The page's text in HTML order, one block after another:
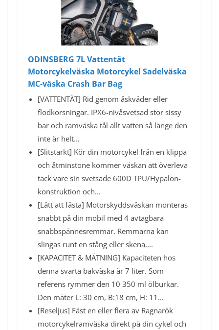
ODINSBERG 7L Vattentät
Motorcykelväska Motorcykel Sadelväska
MC-väska Crash Bar Bag
[VATTENTÄT] Rid genom åskväder eller
flodkorsningar. IPX6-nivåsvetsad stor sissy
bar och ramväska tål allt vatten så länge den
inte är helt...
[Slitstarkt] Kör din motorcykel från en klippa
och åtminstone kommer väskan att överleva
tack vare sin svetsade 600D TPU/Hypalon-
konstruktion och...
[Lätt att fästa] Motorskyddsväskan monteras
snabbt på din mobil med 4 avtagbara
snabbspännesremmar. Remmarna kan
slingas runt en stång eller skena,...
[KAPACITET & MÄTNING] Kapaciteten hos
denna svarta bakväska är 7 liter. Som
referens rymmer den 10 350 ml ölburkar.
Den mäter L: 30 cm, B:18 cm, H: 11...
[Reseljus] Fäst en eller flera av Ragnarök
motorcykelramväska direkt på din cykel och